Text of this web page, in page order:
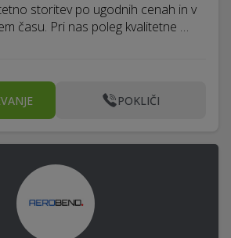
storitev po ugodnih cenah in v
času. Pri nas poleg kvalitetne …
POKLIČI